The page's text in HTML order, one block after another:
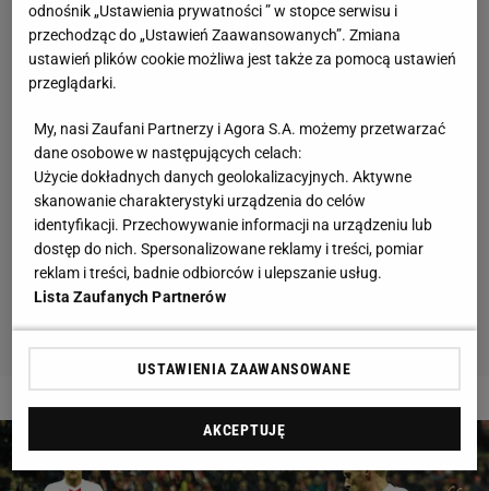
2 z 6
odnośnik „Ustawienia prywatności ” w stopce serwisu i
przechodząc do „Ustawień Zaawansowanych”. Zmiana
ustawień plików cookie możliwa jest także za pomocą ustawień
przeglądarki.
My, nasi Zaufani Partnerzy i Agora S.A. możemy przetwarzać
dane osobowe w następujących celach:
Użycie dokładnych danych geolokalizacyjnych. Aktywne
skanowanie charakterystyki urządzenia do celów
identyfikacji. Przechowywanie informacji na urządzeniu lub
dostęp do nich. Spersonalizowane reklamy i treści, pomiar
reklam i treści, badnie odbiorców i ulepszanie usług.
Lista Zaufanych Partnerów
USTAWIENIA ZAAWANSOWANE
AKCEPTUJĘ